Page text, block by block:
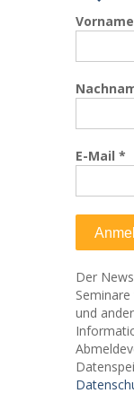
Vorname
E-Mail *
Der
und